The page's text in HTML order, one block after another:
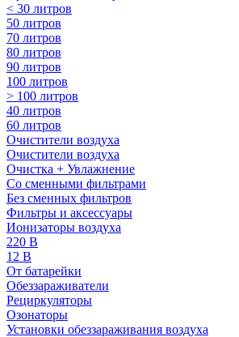
< 30 литров
50 литров
70 литров
80 литров
90 литров
100 литров
> 100 литров
40 литров
60 литров
Очистители воздуха
Очистители воздуха
Очистка + Увлажнение
Cо сменными фильтрами
Без сменных фильтров
Фильтры и аксессуары
Ионизаторы воздуха
220 В
12 В
От батарейки
Обеззараживатели
Рециркуляторы
Озонаторы
Установки обеззараживания воздуха